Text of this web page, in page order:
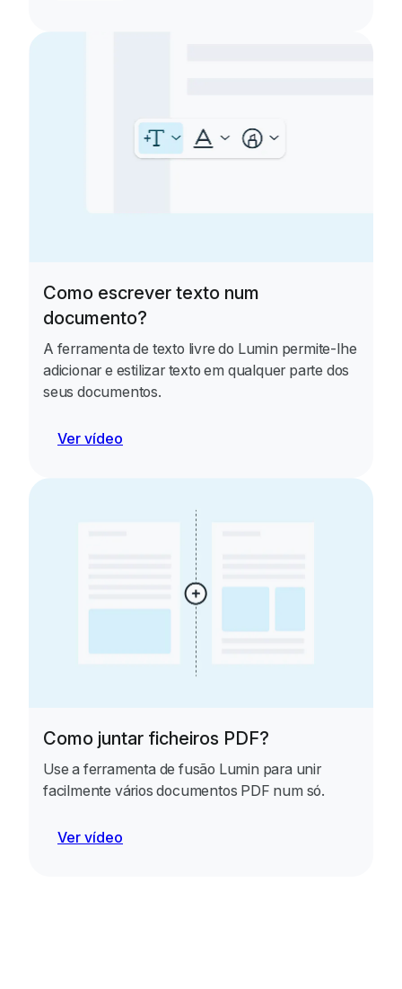
Como escrever texto num
documento?
A ferramenta de texto livre do Lumin permite-lhe
adicionar e estilizar texto em qualquer parte dos
seus documentos.
Ver vídeo
Como juntar ficheiros PDF?
Use a ferramenta de fusão Lumin para unir
facilmente vários documentos PDF num só.
Ver vídeo